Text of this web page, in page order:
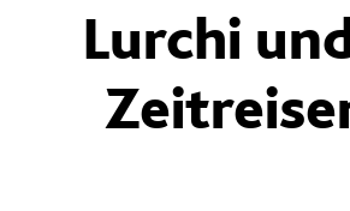
Lurchi